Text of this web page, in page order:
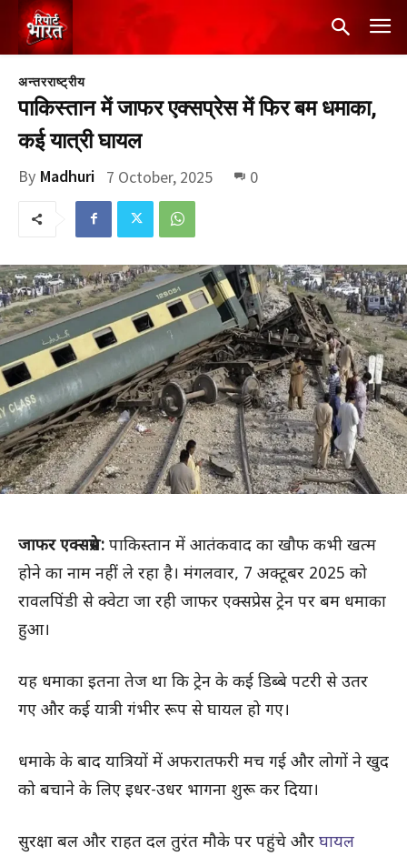
अन्तरराष्ट्रीय
पाकिस्तान में जाफर एक्सप्रेस में फिर बम धमाका,
कई यात्री घायल
By Madhuri 7 October, 2025 0
जाफर एक्सप्रेस: पाकिस्तान में आतंकवाद का खौफ कभी खत्म
होने का नाम नहीं ले रहा है। मंगलवार, 7 अक्टूबर 2025 को
रावलपिंडी से क्वेटा जा रही जाफर एक्सप्रेस ट्रेन पर बम धमाका
हुआ।
यह धमाका इतना तेज था कि ट्रेन के कई डिब्बे पटरी से उतर
गए और कई यात्री गंभीर रूप से घायल हो गए।
धमाके के बाद यात्रियों में अफरातफरी मच गई और लोगों ने खुद
को बचाने के लिए इधर-उधर भागना शुरू कर दिया।
सुरक्षा बल और राहत दल तुरंत मौके पर पहुंचे और घायल